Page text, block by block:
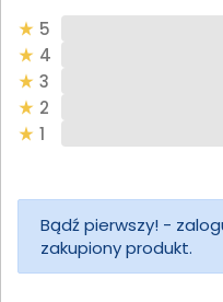
5
4
3
2
1
Bądź pierwszy! -
zakupiony produkt.